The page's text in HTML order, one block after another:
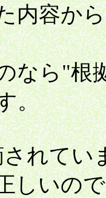
容から
ら"根
。
れてい
いので